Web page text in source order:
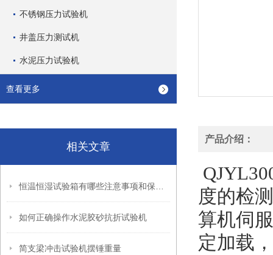
不锈钢压力试验机
井盖压力测试机
水泥压力试验机
查看更多
相关文章
如何正确操作水泥胶砂抗折试验机
简支梁冲击试验机摆锤重量
产品介绍：
度的检
算机伺
定加载